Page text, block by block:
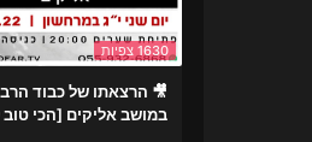
1630 צפיות
🎥 הרצאתו של כבוד
במושב אליקים [הכי טוב להיות